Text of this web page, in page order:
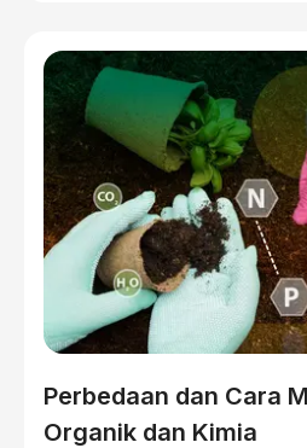
Perbedaan dan Cara
Organik dan Kimia